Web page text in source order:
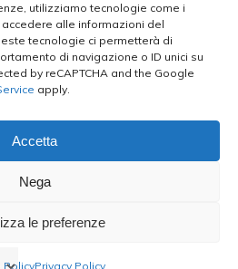
utilizziamo tecnologie come i
alle informazioni del
tecnologie ci permetterà di
di navigazione o ID unici su
by reCAPTCHA and the Google
apply.
Accetta
Nega
le preferenze
PolicyPrivacy Policy
whatsappphone
email
del Capo ©